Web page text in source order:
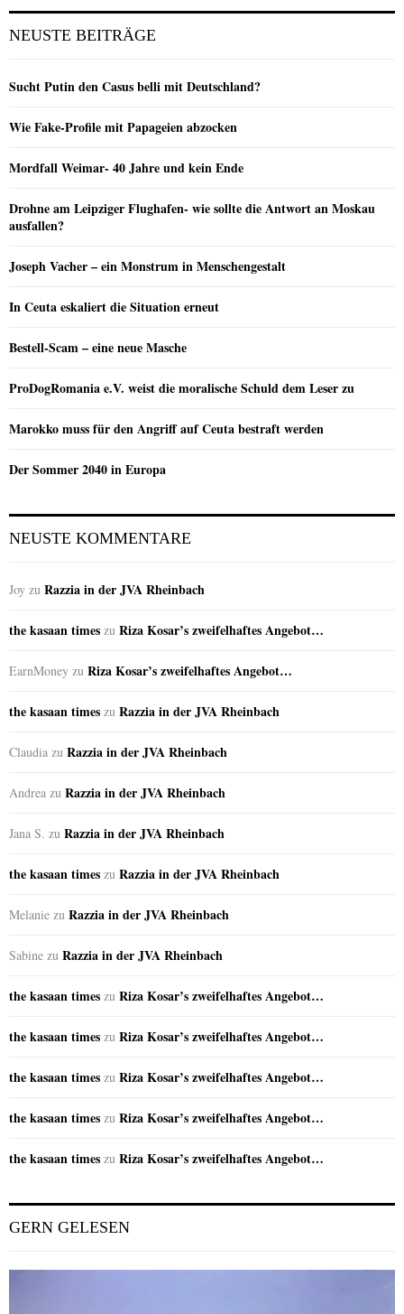
NEUSTE BEITRÄGE
Sucht Putin den Casus belli mit Deutschland?
Wie Fake-Profile mit Papageien abzocken
Mordfall Weimar- 40 Jahre und kein Ende
Drohne am Leipziger Flughafen- wie sollte die Antwort an Moskau
ausfallen?
Joseph Vacher – ein Monstrum in Menschengestalt
In Ceuta eskaliert die Situation erneut
Bestell-Scam – eine neue Masche
ProDogRomania e.V. weist die moralische Schuld dem Leser zu
Marokko muss für den Angriff auf Ceuta bestraft werden
Der Sommer 2040 in Europa
NEUSTE KOMMENTARE
Joy zu Razzia in der JVA Rheinbach
the kasaan times zu Riza Kosar’s zweifelhaftes Angebot…
EarnMoney zu Riza Kosar’s zweifelhaftes Angebot…
the kasaan times zu Razzia in der JVA Rheinbach
Claudia zu Razzia in der JVA Rheinbach
Andrea zu Razzia in der JVA Rheinbach
Jana S. zu Razzia in der JVA Rheinbach
the kasaan times zu Razzia in der JVA Rheinbach
Melanie zu Razzia in der JVA Rheinbach
Sabine zu Razzia in der JVA Rheinbach
the kasaan times zu Riza Kosar’s zweifelhaftes Angebot…
the kasaan times zu Riza Kosar’s zweifelhaftes Angebot…
the kasaan times zu Riza Kosar’s zweifelhaftes Angebot…
the kasaan times zu Riza Kosar’s zweifelhaftes Angebot…
the kasaan times zu Riza Kosar’s zweifelhaftes Angebot…
GERN GELESEN